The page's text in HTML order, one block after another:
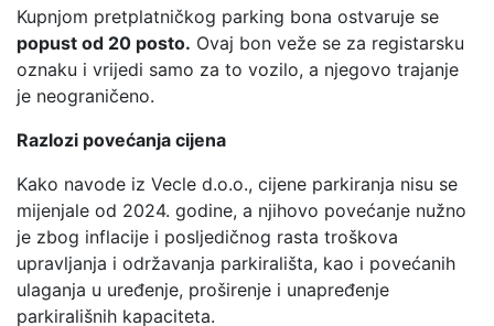
Kupnjom pretplatničkog parking bona ostvaruje se
popust od 20 posto. Ovaj bon veže se za registarsku
oznaku i vrijedi samo za to vozilo, a njegovo trajanje
je neograničeno.
Razlozi povećanja cijena
Kako navode iz Vecle d.o.o., cijene parkiranja nisu se
mijenjale od 2024. godine, a njihovo povećanje nužno
je zbog inflacije i posljedičnog rasta troškova
upravljanja i održavanja parkirališta, kao i povećanih
ulaganja u uređenje, proširenje i unapređenje
parkirališnih kapaciteta.